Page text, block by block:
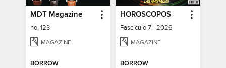
MDT Magazine
no. 123
MAGAZINE
BORROW
HOROSCOPOS
Fascículo 7 - 2026
MAGAZINE
BORROW